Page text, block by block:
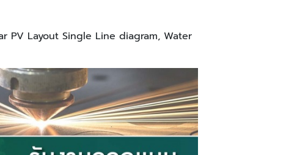
PV Layout Single Line diagram, Water